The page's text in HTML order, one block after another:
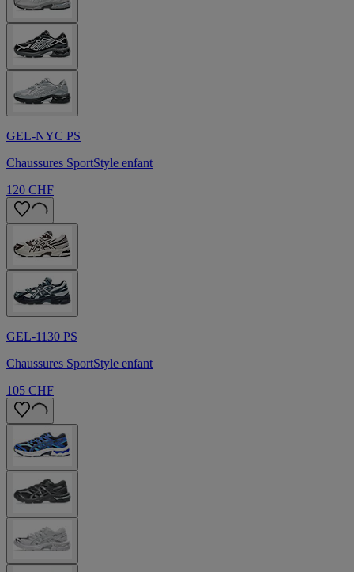
GEL-NYC PS
Chaussures SportStyle enfant
120 CHF
GEL-1130 PS
Chaussures SportStyle enfant
105 CHF